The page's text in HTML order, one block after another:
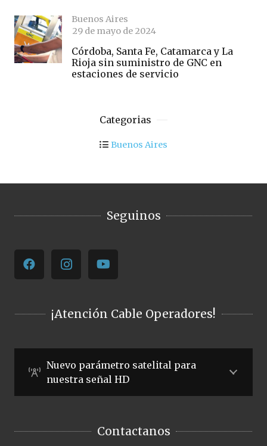
Buenos Aires
29 de mayo de 2024
Córdoba, Santa Fe, Catamarca y La
Rioja sin suministro de GNC en
estaciones de servicio
Categorias
Buenos Aires
Seguinos
¡Atención Cable Operadores!
Nuevo parámetro satelital para
nuestra señal HD
Contactanos